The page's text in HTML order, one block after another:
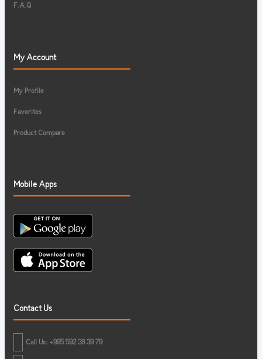
F.A.Q
My Account
My Profile
Favorites
Product Compare
Mobile Apps
Contact Us
Call Us: +995 592 38 39 79